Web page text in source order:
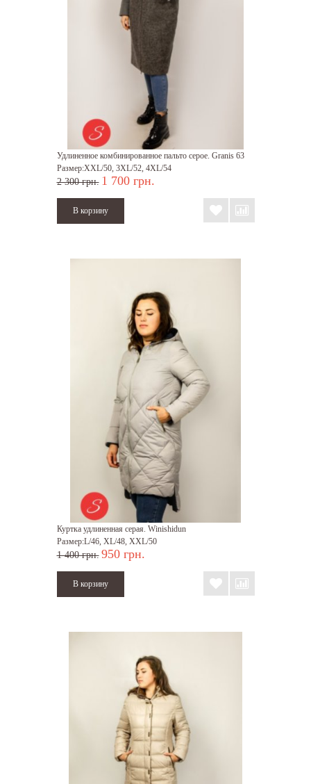
Удлиненное комбинированное пальто серое. Granis 63
Размер:XXL/50, 3XL/52, 4XL/54
2 300 грн. 1 700 грн.
Куртка удлиненная серая. Winishidun
Размер:L/46, XL/48, XXL/50
1 400 грн. 950 грн.